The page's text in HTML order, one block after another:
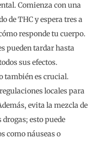
Comienza con una
de THC y espera tres a
responde tu cuerpo.
pueden tardar hasta
sus efectos.
también es crucial.
locales para
evita la mezcla de
esto puede
como náuseas o